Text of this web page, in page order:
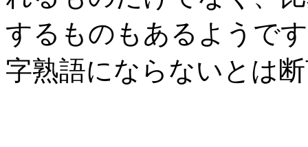
するものもあるようで
字熟語にならないとは